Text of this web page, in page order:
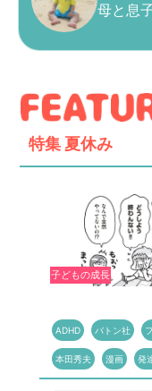
母と息
特集 夏休み
子どもの成長
ADHD バトン社
本田秀夫 漫画 発